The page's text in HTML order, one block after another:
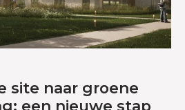
site naar groene
een nieuwe stap